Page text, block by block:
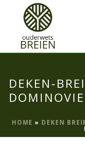
DEKEN-
HOME » DEKEN